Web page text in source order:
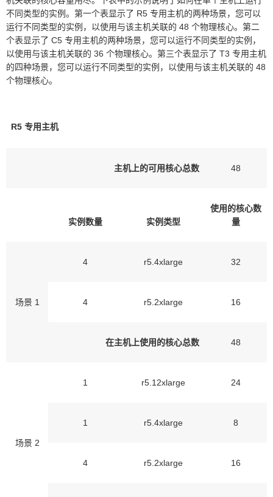
不同类型的实例。第一个表显示了 R5 专用主机的两种场景，您可以
运行不同类型的实例，以使用与该主机关联的 48 个物理核心。第二
个表显示了 C5 专用主机的两种场景，您可以运行不同类型的实例，
以使用与该主机关联的 36 个物理核心。第三个表显示了 T3 专用主机
的四种场景，您可以运行不同类型的实例，以使用与该主机关联的 48
个物理核心。
R5 专用主机
主机上的可用核心总数 48
实例数量 实例类型
使用的核心数
量
场景 1
4 r5.4xlarge 32
4 r5.2xlarge 16
在主机上使用的核心总数 48
场景 2
1 r5.12xlarge 24
1 r5.4xlarge 8
4 r5.2xlarge 16